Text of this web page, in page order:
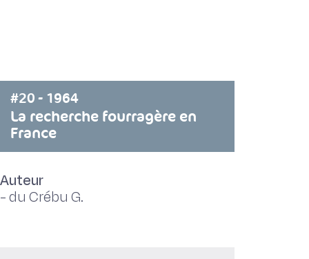
#20 - 1964
La recherche fourragère en
France
Auteur
-du Crébu G.